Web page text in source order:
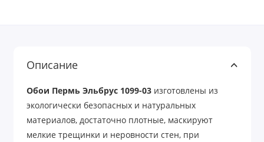
Описание
Обои Пермь Эльбрус 1099-03 изготовлены из
экологически безопасных и натуральных
материалов, достаточно плотные, маскируют
мелкие трещинки и неровности стен, при